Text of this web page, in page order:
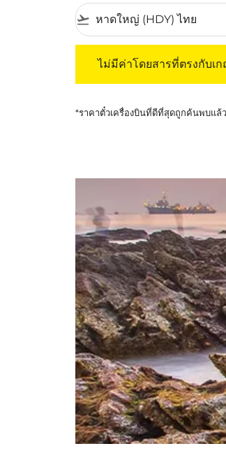
flight_takeoff
ไม่มีค่าโดยสารที่ตรงกับ
*ราคาตั๋วเครื่องบินที่ดีที่สุดถูกค้นพบแล้